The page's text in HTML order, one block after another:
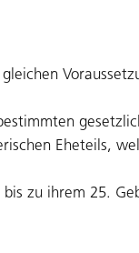
Eheteils,
zu ihrem 25.